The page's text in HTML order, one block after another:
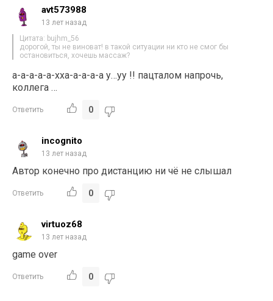
avt573988
13 лет назад
Цитата: bujhm_56
дорогой, ты не виноват! в такой ситуации ни кто не смог бы
остановиться, хочешь массаж?
а-а-а-а-а-хха-а-а-а-а у…уу !! пацталом напрочь,
коллега …
Ответить 0
incognito
13 лет назад
Автор конечно про дистанцию ни чё не слышал
Ответить 0
virtuoz68
13 лет назад
game over
Ответить 0